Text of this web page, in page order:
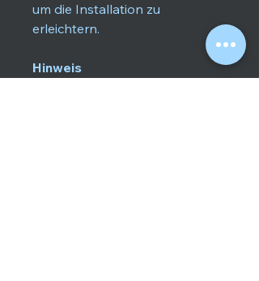
um die Installation zu
erleichtern.
Hinweis